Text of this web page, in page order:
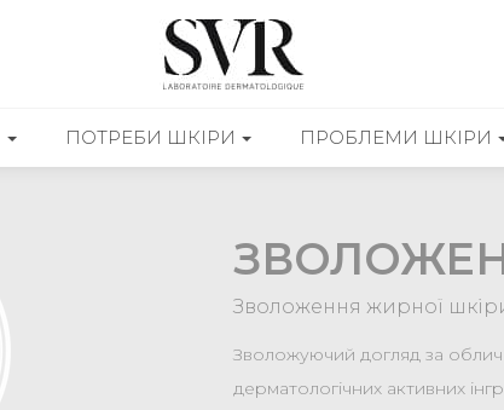
ПОТРЕБИ ШКІРИ ПРОБЛЕМИ ШКІРИ
Зволоження жирної
Зволожуючий догляд за
дерматологічних активних